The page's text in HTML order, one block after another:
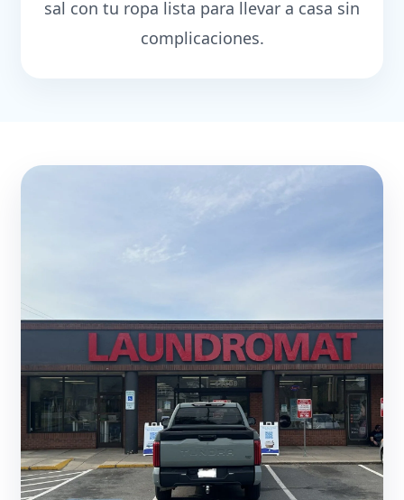
sal con tu ropa lista para llevar a casa sin
complicaciones.